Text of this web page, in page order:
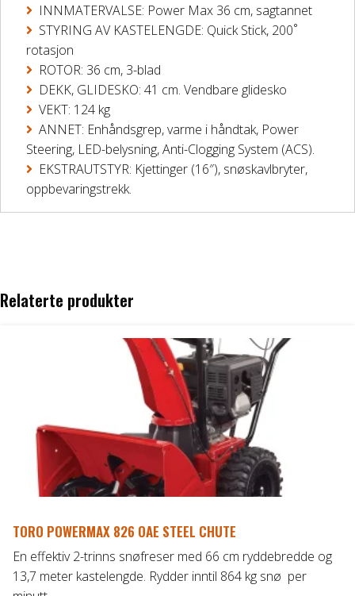
INNMATERVALSE: Power Max 36 cm, sagtannet
STYRING AV KASTELENGDE: Quick Stick, 200˚
rotasjon
ROTOR: 36 cm, 3-blad
DEKK, GLIDESKO: 41 cm. Vendbare glidesko
VEKT: 124 kg
ANNET: Enhåndsgrep, varme i håndtak, Power
Steering, LED-belysning, Anti-Clogging System (ACS).
EKSTRAUTSTYR: Kjettinger (16″), snøskavlbryter,
oppbevaringstrekk.
Relaterte produkter
TORO POWERMAX 826 OAE STEEL CHUTE
En effektiv 2-trinns snøfreser med 66 cm ryddebredde og
13,7 meter kastelengde. Rydder inntil 864 kg snø per